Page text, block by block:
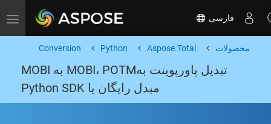
Toggle navigation فارسی
محصولات Aspose.Total
Python
Conversion
تبدیل پاورپوینت بهMOBI، POTM به MOBI
مبدل رایگان یا Python SDK